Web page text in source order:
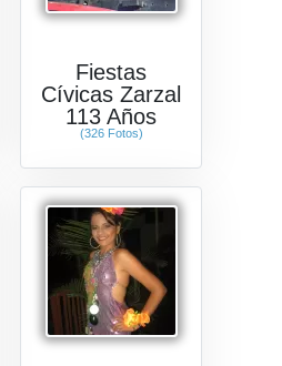
Fiestas
Cívicas Zarzal
113 Años
(326 Fotos)